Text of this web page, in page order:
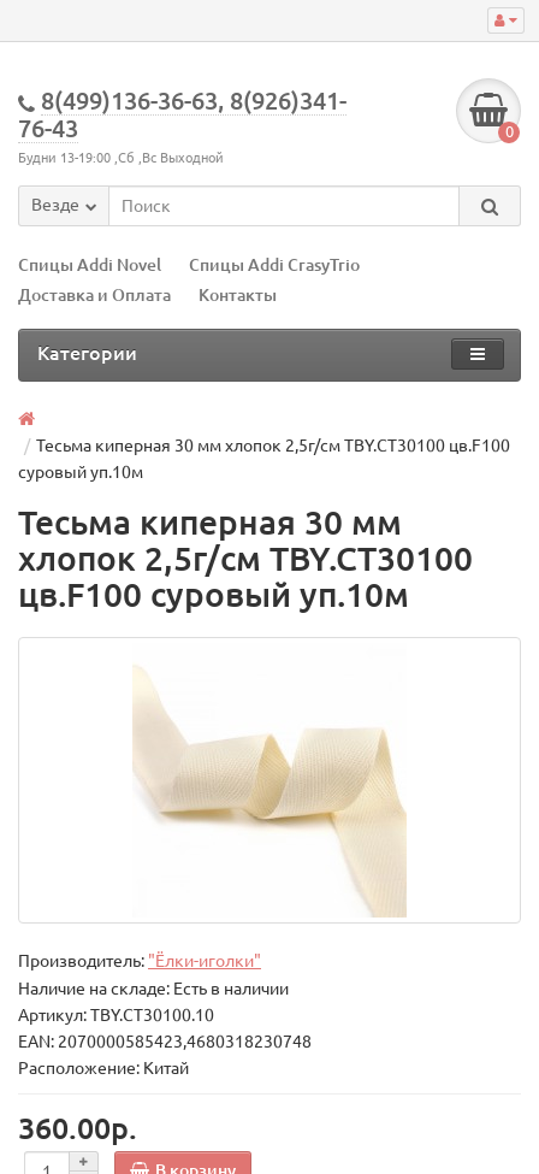
8(499)136-36-63, 8(926)341-
76-43
Будни 13-19:00 ,Сб ,Вс Выходной
0
Везде
Спицы Addi Novel
Спицы Addi CrasyTrio
Доставка и Оплата
Контакты
Категории
Тесьма киперная 30 мм хлопок 2,5г/см TBY.CT30100 цв.F100
суровый уп.10м
Тесьма киперная 30 мм
хлопок 2,5г/см TBY.CT30100
цв.F100 суровый уп.10м
Производитель: "Ёлки-иголки"
Наличие на складе: Есть в наличии
Артикул: TBY.CT30100.10
EAN: 2070000585423,4680318230748
Расположение: Китай
360.00р.
В корзину